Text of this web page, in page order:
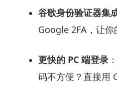
谷歌身份验证器集
Google 2FA，让你
更快的 PC 端登录
码不方便？直接用